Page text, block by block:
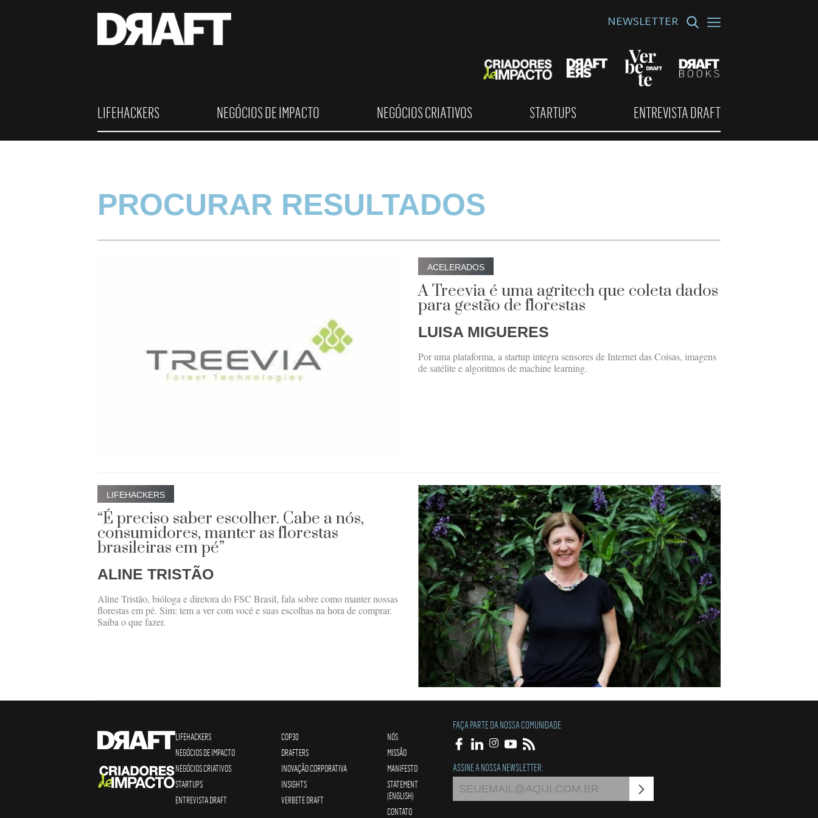
NEWSLETTER
LIFEHACKERS NEGÓCIOS DE IMPACTO NEGÓCIOS CRIATIVOS STARTUPS ENTREVISTA DRAFT
PROCURAR RESULTADOS
ACELERADOS
A Treevia é uma agritech que coleta dados
para gestão de florestas
LUISA MIGUERES
Por uma plataforma, a startup integra sensores de Internet das Coisas, imagens
de satélite e algoritmos de machine learning.
LIFEHACKERS
“É preciso saber escolher. Cabe a nós,
consumidores, manter as florestas
brasileiras em pé”
ALINE TRISTÃO
Aline Tristão, bióloga e diretora do FSC Brasil, fala sobre como manter nossas
florestas em pé. Sim: tem a ver com você e suas escolhas na hora de comprar.
Saiba o que fazer.
LIFEHACKERS
NEGÓCIOS DE IMPACTO
NEGÓCIOS CRIATIVOS
STARTUPS
ENTREVISTA DRAFT
COP30
DRAFTERS
INOVAÇÃO CORPORATIVA
INSIGHTS
VERBETE DRAFT
NÓS
MISSÃO
MANIFESTO
STATEMENT
(ENGLISH)
CONTATO
FAÇA PARTE DA NOSSA COMUNIDADE
ASSINE A NOSSA NEWSLETTER: